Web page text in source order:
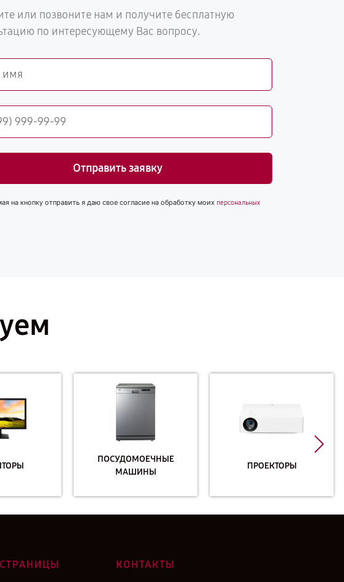
или позвоните нам и получите бесплатную
по интересующему Вас вопросу.
Отправить заявку
на кнопку отправить я даю свое согласие на обработку моих персональных
ПОСУДОМОЕЧНЫЕ
МАШИНЫ
ПРОЕКТОРЫ
СТРАНИЦЫ КОНТАКТЫ